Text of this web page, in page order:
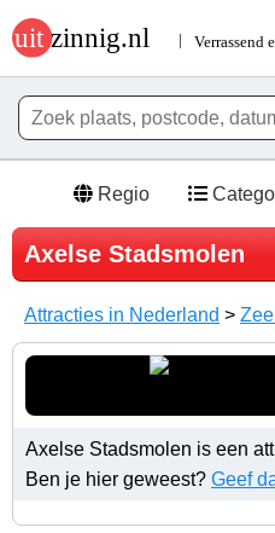
Regio
Axelse Stadsmolen
Attracties in Nederland >
Axelse Stadsmolen is een
Ben je hier geweest? Geef